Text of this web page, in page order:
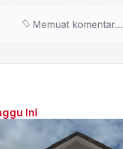
Memuat komentar…
Ini